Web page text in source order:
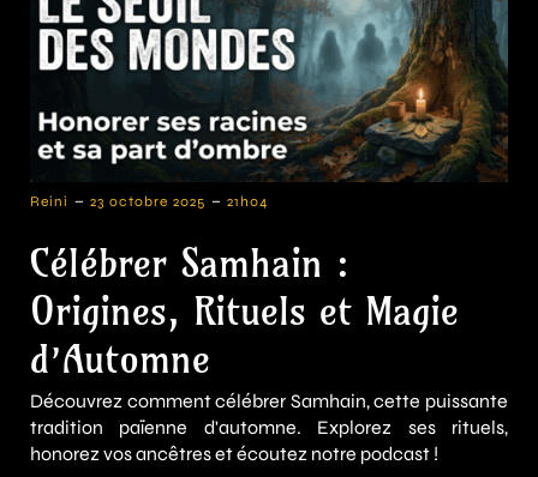
Reini - 23 octobre 2025 - 21h04
Célébrer Samhain :
Origines, Rituels et Magie
d’Automne
Découvrez comment célébrer Samhain, cette puissante
tradition païenne d'automne. Explorez ses rituels,
honorez vos ancêtres et écoutez notre podcast !